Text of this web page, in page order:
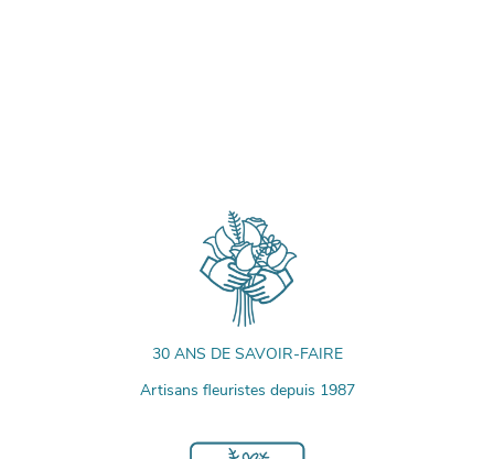
30 ANS DE SAVOIR-FAIRE
Artisans fleuristes depuis 1987